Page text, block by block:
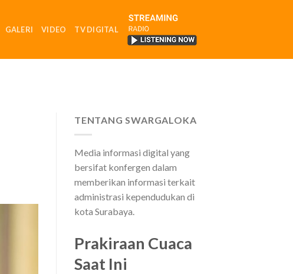
GALERI VIDEO TV DIGITAL RADIO
TENTANG SWARGALOKA
Media informasi digital yang
bersifat konfergen dalam
memberikan informasi terkait
administrasi kependudukan di
kota Surabaya.
Prakiraan Cuaca
Saat Ini